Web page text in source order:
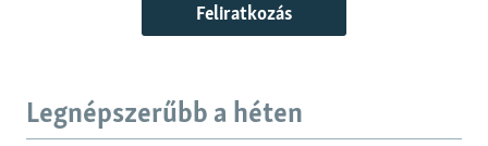
Feliratkozás
Legnépszerűbb a héten